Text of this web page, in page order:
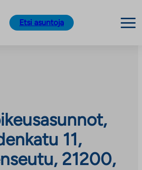
Etsi asuntoja
11,
21200,